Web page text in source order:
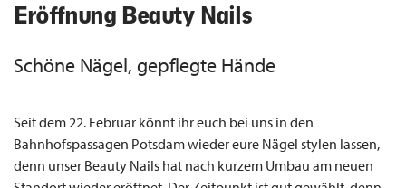
Eröffnung Beauty Nails
Schöne Nägel, gepflegte Hände
Seit dem 22. Februar könnt ihr euch bei uns in den
Bahnhofspassagen Potsdam wieder eure Nägel stylen lassen,
denn unser Beauty Nails hat nach kurzem Umbau am neuen